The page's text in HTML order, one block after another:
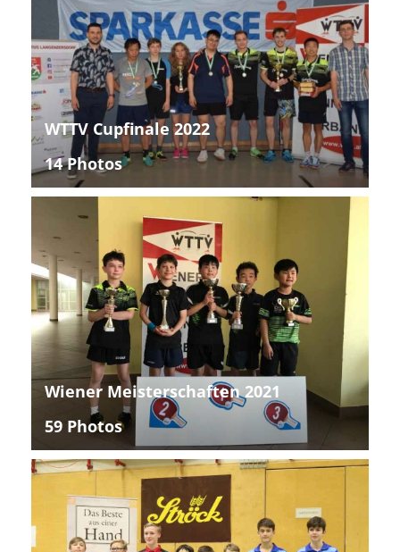
WTTV Cupfinale 2022
14 Photos
Wiener Meisterschaften 2021
59 Photos